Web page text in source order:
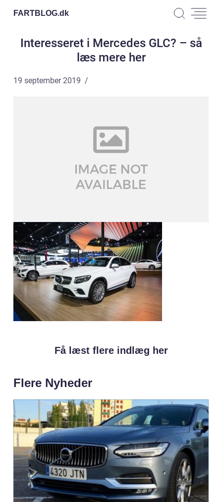
FARTBLOG.dk
Interesseret i Mercedes GLC? – så
læs mere her
19 september 2019
Få læst flere indlæg her
Flere Nyheder